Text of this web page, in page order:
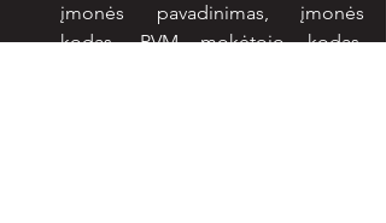
įmonės pavadinimas, įmonės
kodas, PVM mokėtojo kodas,